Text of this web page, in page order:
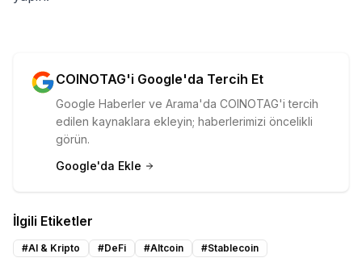
COINOTAG'i Google'da Tercih Et
Google Haberler ve Arama'da COINOTAG'i tercih
edilen kaynaklara ekleyin; haberlerimizi öncelikli
görün.
Google'da Ekle
İlgili Etiketler
#AI & Kripto #DeFi #Altcoin #Stablecoin